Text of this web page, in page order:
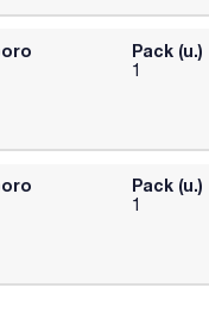
Pack (u.)
1
Pack (u.)
1